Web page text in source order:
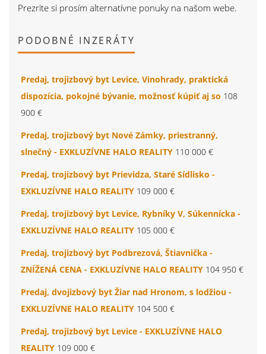
Prezrite si prosím alternatívne ponuky na našom webe.
PODOBNÉ INZERÁTY
Predaj, trojizbový byt Levice, Vinohrady, praktická
dispozícia, pokojné bývanie, možnosť kúpiť aj so 108
900 €
Predaj, trojizbový byt Nové Zámky, priestranný,
slnečný - EXKLUZÍVNE HALO REALITY 110 000 €
Predaj, trojizbový byt Prievidza, Staré Sídlisko -
EXKLUZÍVNE HALO REALITY 109 000 €
Predaj, trojizbový byt Levice, Rybníky V, Súkennícka -
EXKLUZÍVNE HALO REALITY 105 000 €
Predaj, trojizbový byt Podbrezová, Štiavnička -
ZNÍŽENÁ CENA - EXKLUZÍVNE HALO REALITY 104 950 €
Predaj, dvojizbový byt Žiar nad Hronom, s lodžiou -
EXKLUZÍVNE HALO REALITY 104 500 €
Predaj, trojizbový byt Levice - EXKLUZÍVNE HALO
REALITY 109 000 €